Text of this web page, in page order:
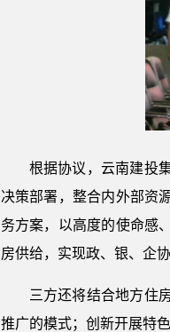
根据协议，云南建投
决策部署，整合内外部资
务方案，以高度的使命感
房供给，实现政、银、企
三方还将结合地方住
推广的模式；创新开展特